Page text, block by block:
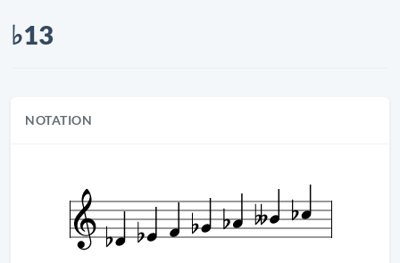
♭13
NOTATION